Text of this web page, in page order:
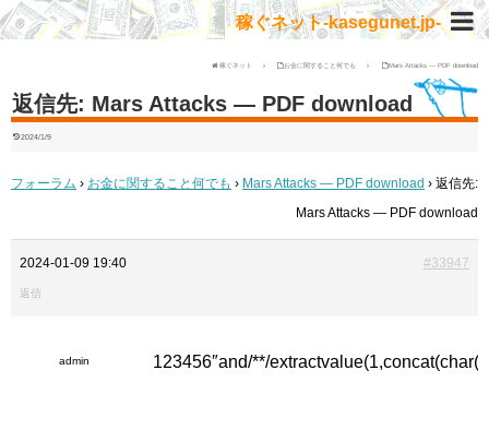
稼ぐネット-kasegunet.jp-
稼ぐネット お金に関すること何でも Mars Attacks — PDF download
返信先: Mars Attacks — PDF download
2024/1/9
フォーラム › お金に関すること何でも › Mars Attacks — PDF download › 返信先:
Mars Attacks — PDF download
2024-01-09 19:40 #33947
返信
admin 123456″and/**/